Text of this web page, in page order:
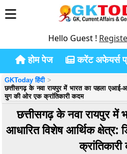
Hello Guest !
होम पेज करेंट अफेयर्स
GKToday हिंदी
छत्तीसगढ़ के नवा रायपुर में भारत का पहला एआई-
युग की ओर एक क्रांतिकारी कदम
छत्तीसगढ़ के नवा रायपुर में
आधारित विशेष आर्थिक